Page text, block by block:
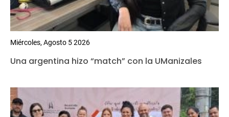
Miércoles, Agosto 5 2026
Una argentina hizo “match” con la UManizales